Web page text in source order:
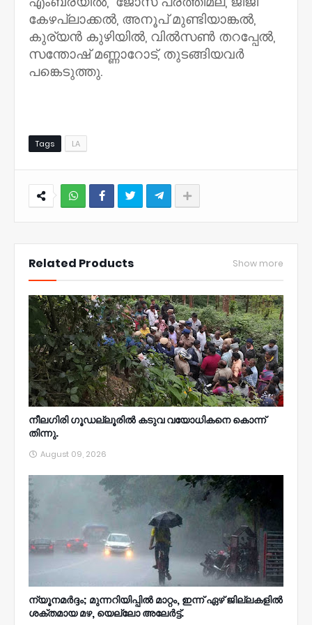
കേഴപ്ലാക്കൽ, അനൂപ് മുണ്ടിയാങ്കൽ,
കുര്യൻ കുഴിയിൽ, വിൽസൺ തറപ്പേൽ,
സന്തോഷ് മണ്ണാറോട്, തുടങ്ങിയവർ
പങ്കെടുത്തു.
Tags LA
Related Products Show more
നീലഗിരി ഗൂഡല്ലൂരിൽ കടുവ വയോധികനെ കൊന്ന്
തിന്നു.
August 09, 2026
ന്യൂനമര്‍ദ്ദം; മുന്നറിയിപ്പില്‍ മാറ്റം, ഇന്ന് ഏഴ് ജില്ലകളില്‍
ശക്തമായ മഴ, യെല്ലോ അലേര്‍ട്ട്.